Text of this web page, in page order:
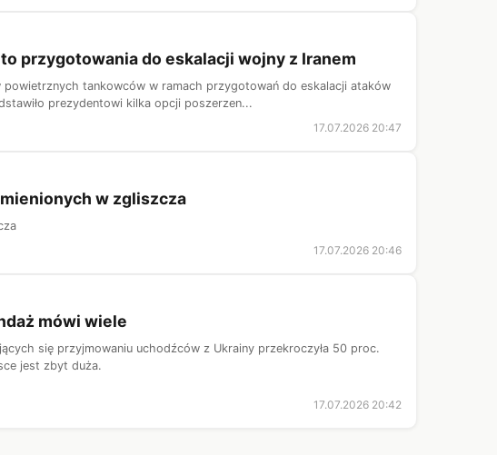
przygotowania do eskalacji wojny z Iranem
powietrznych tankowców w ramach przygotowań do eskalacji ataków
prezydentowi kilka opcji poszerzen...
17.07.2026 20:47
w zgliszcza
17.07.2026 20:46
mówi wiele
się przyjmowaniu uchodźców z Ukrainy przekroczyła 50 proc.
jest zbyt duża.
17.07.2026 20:42